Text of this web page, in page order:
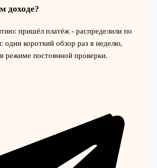
доходе?
пришёл платёж - распределили по
один короткий обзор раз в неделю,
режиме постоянной проверки.